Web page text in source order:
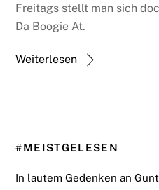
Freitags stellt man sich
Da Boogie At.
Weiterlesen
#MEISTGELESEN
In lautem Gedenken an